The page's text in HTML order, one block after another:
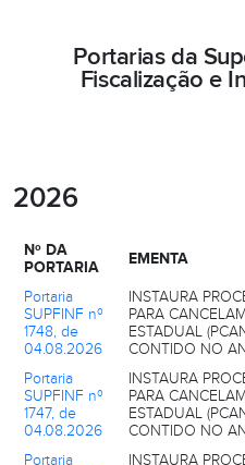
Portarias da
Fiscalização e
2026
Nº DA
PORTARIA
EMENTA
Portaria
SUPFINF nº
1748, de
04.08.2026
INSTAURA
PARA
ESTADUAL
CONTIDO NO
Portaria
SUPFINF nº
1747, de
04.08.2026
INSTAURA
PARA
ESTADUAL
CONTIDO NO
Portaria
INSTAURA